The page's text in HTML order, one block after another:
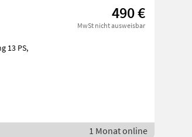
490 €
MwSt nicht ausweisbar
1 Monat online